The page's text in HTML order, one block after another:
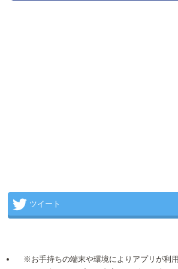
ツイート
※お手持ちの端末や環境によりアプリが利